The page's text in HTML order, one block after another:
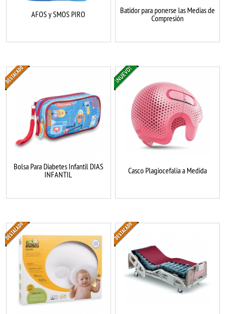
AFOS y SMOS PIRO
Batidor para ponerse las Medias de
Compresión
Bolsa Para Diabetes Infantil DIAS
INFANTIL
Casco Plagiocefalia a Medida